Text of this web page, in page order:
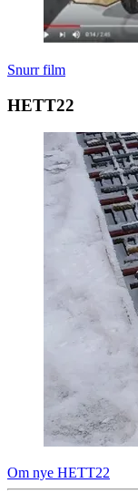
Snurr film
HETT22
Om nye HETT22